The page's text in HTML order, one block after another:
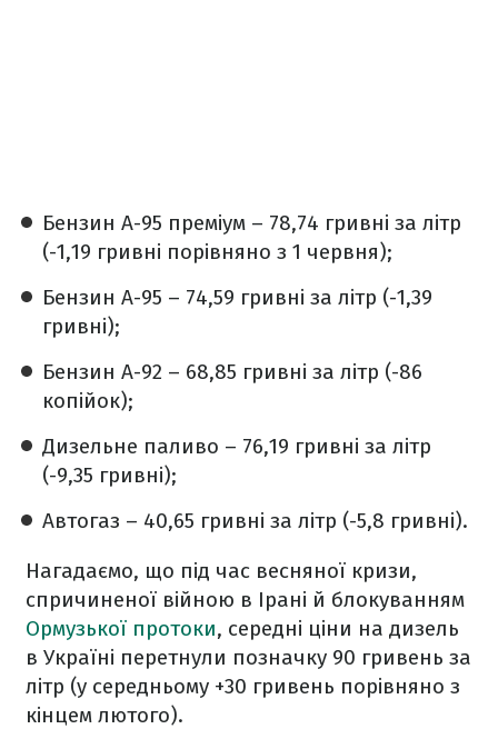
Бензин А-95 преміум – 78,74 гривні за літр
(-1,19 гривні порівняно з 1 червня);
Бензин А-95 – 74,59 гривні за літр (-1,39
гривні);
Бензин А-92 – 68,85 гривні за літр (-86
копійок);
Дизельне паливо – 76,19 гривні за літр
(-9,35 гривні);
Автогаз – 40,65 гривні за літр (-5,8 гривні).
Нагадаємо, що під час весняної кризи,
спричиненої війною в Ірані й блокуванням
Ормузької протоки, середні ціни на дизель
в Україні перетнули позначку 90 гривень за
літр (у середньому +30 гривень порівняно з
кінцем лютого).